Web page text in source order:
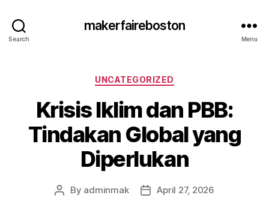
Search
makerfaireboston
Menu
Categories
UNCATEGORIZED
Krisis Iklim dan PBB:
Tindakan Global yang
Diperlukan
Post
By adminmak
PostApril 27, 2026